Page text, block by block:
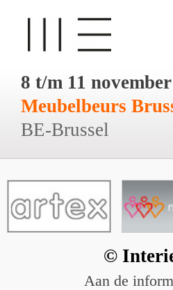
8 t/m 11 november
Meubelbeurs
BE-Brussel
©
Aan de